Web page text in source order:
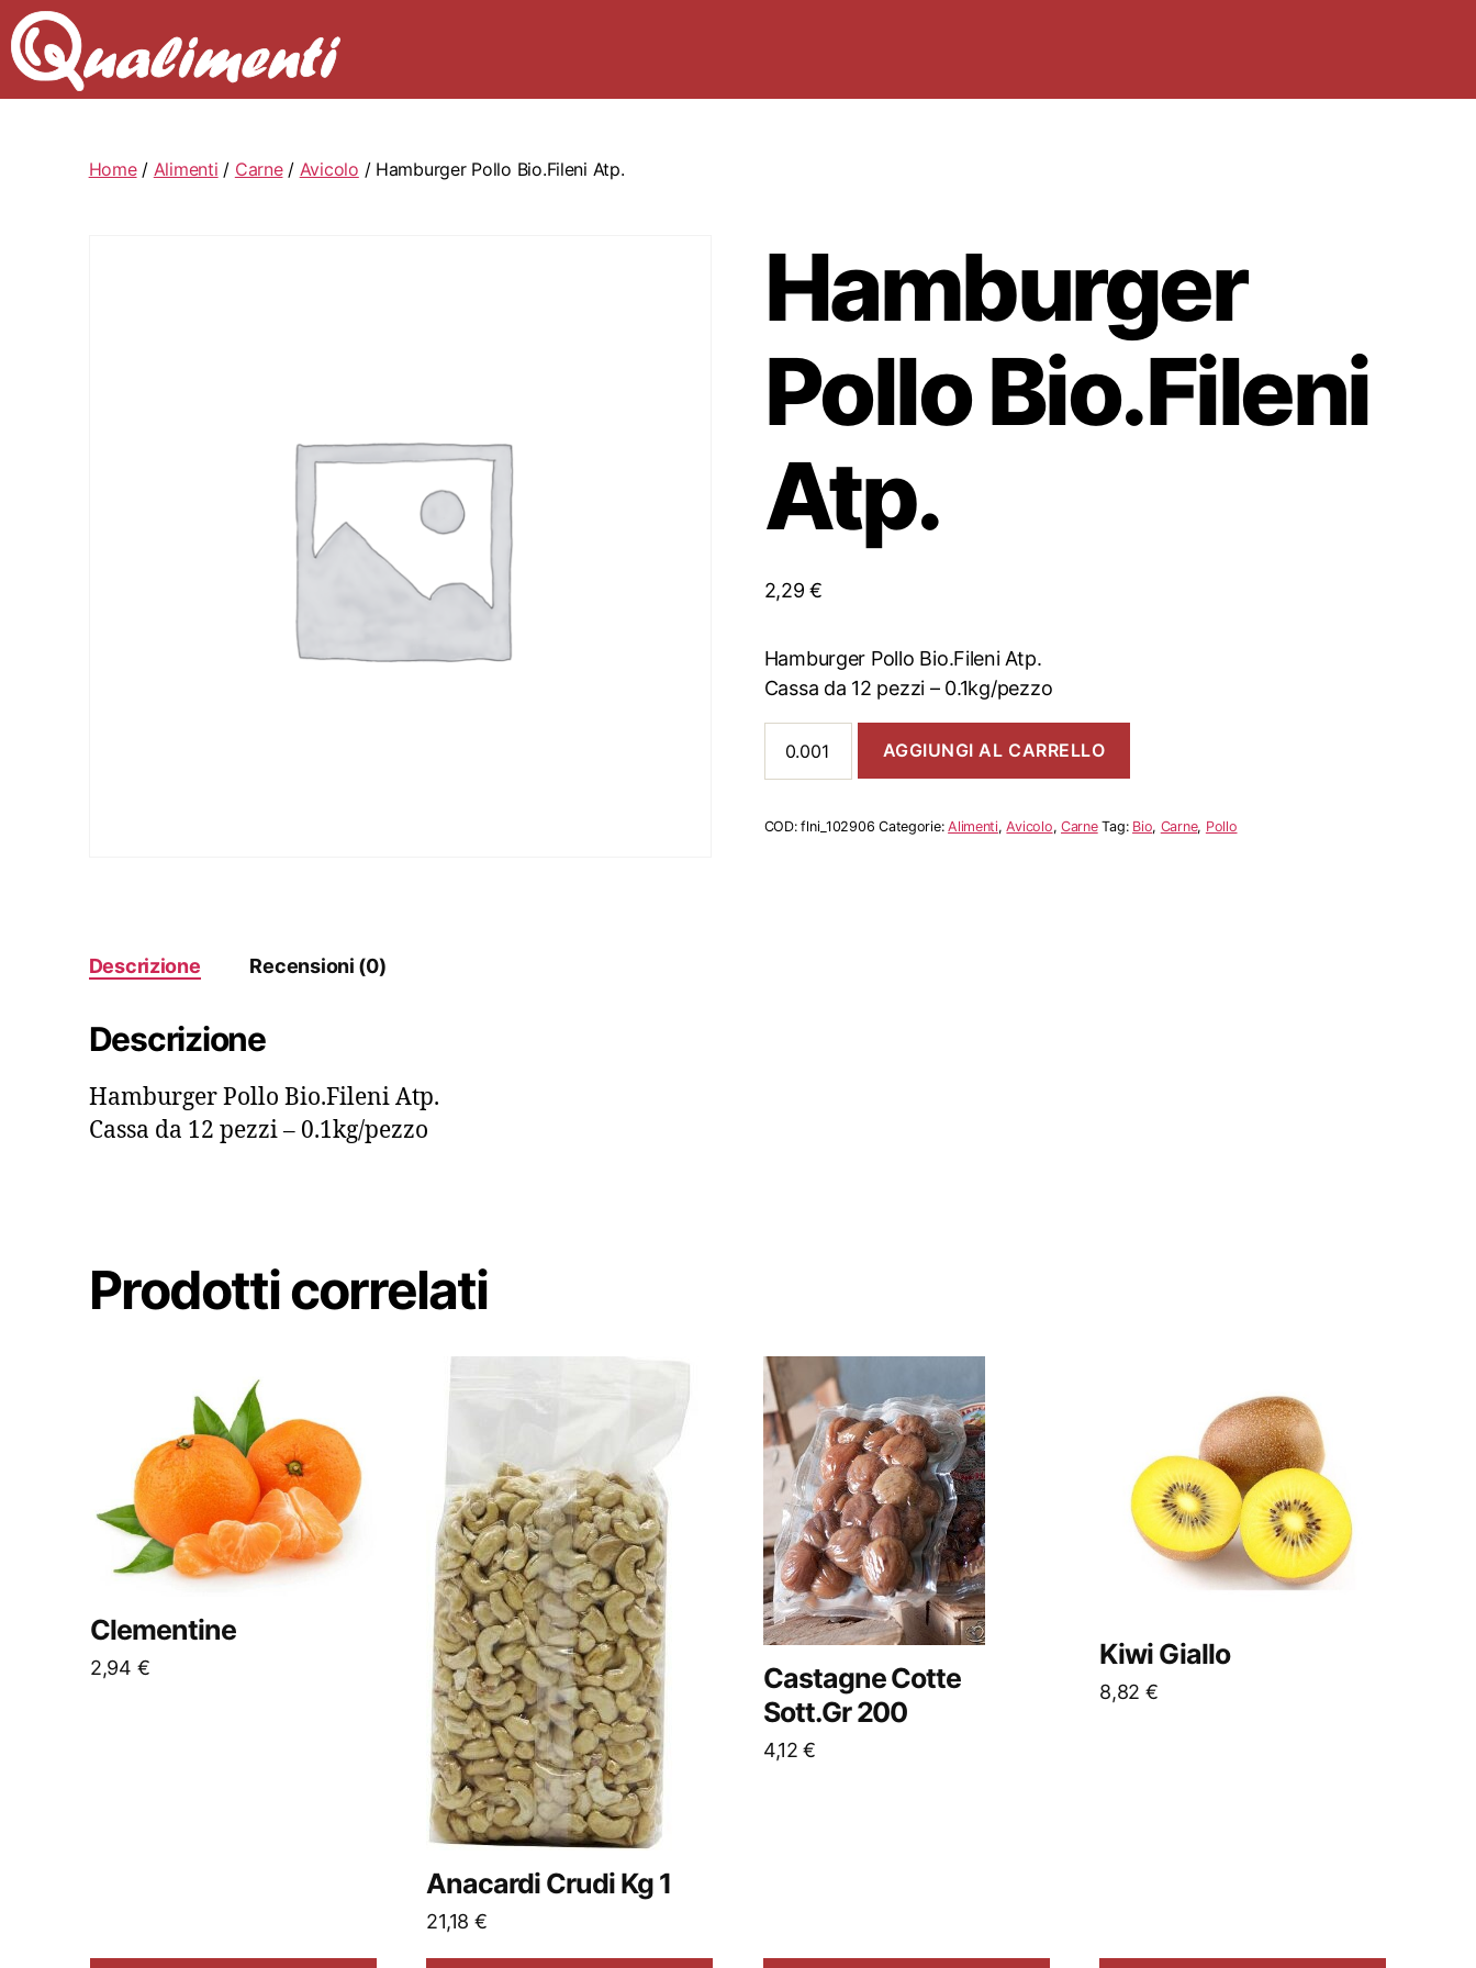
Home/ Alimenti / Carne/ Avicolo / Hamburger Pollo Bio.Fileni Atp.
Hamburger
Pollo Bio.Fileni
Atp.
2,29€
Hamburger Pollo Bio.Fileni Atp.
Cassa da 12 pezzi – 0.1kg/pezzo
Pollo
Bio.Fileni
quantità
AGGIUNGI AL CARRELLO
COD:flni_102906 Categorie:Alimenti,Avicolo,Carne Tag: Bio, Carne, Pollo
Descrizione Recensioni (0)
Descrizione
Hamburger Pollo Bio.Fileni Atp.
Cassa da 12 pezzi – 0.1kg/pezzo
Prodotti correlati
Clementine
2,94 €
Anacardi Crudi Kg 1
21,18 €
Castagne Cotte
Sott.Gr 200
4,12€
Kiwi Giallo
8,82 €